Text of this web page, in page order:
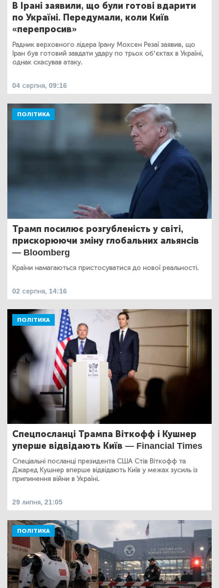
В Ірані заявили, що були готові вдарити
по Україні. Передумали, коли Київ
«перепросив»
Радник верховного лідера Ірану Мохсен Резаї заявив, що
Іран був готовий завдати удару по трьох об’єктах в Україні,
однак скасував атаку.
04 серпня, 09:16
ПОЛІТИКА
Трамп посилює розгубленість у світі,
прискорюючи зміну глобальних альянсів
— Bloomberg
Країни намагаються пристосуватися до нової реальності.
02 серпня, 14:16
ПОЛІТИКА
Спецпосланці Трампа Віткофф і Кушнер
уперше відвідають Київ — Financial Times
Спеціальні посланці президента США Стів Віткофф та
Джаред Кушнер вперше відвідають Київ у межах зусиль із
припинення війни в Україні.
29 липня, 21:05
ПОЛІТИКА